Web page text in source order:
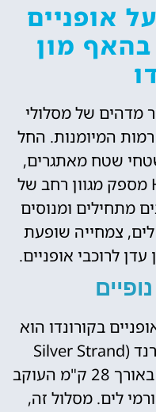
אופניים
מון
מדהים של מסלולי
רמות המיומנות. החל
שטח מאתגרים,
אזור Half Moon Coronado מספק מגוון רחב של
מתחילים ומנוסים
צמחייה שופעת
לרוכבי אופניים.
בקורונדו הוא
שביל האופניים סילבר סטרנד (Silver Strand
Bikeway), מסלול הלוך ושוב באורך 28 ק"מ העוקב
לים. מסלול זה,